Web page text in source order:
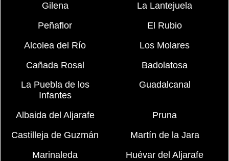
Gilena
La Lantejuela
Peñaflor
El Rubio
Alcolea del Río
Los Molares
Cañada Rosal
Badolatosa
La Puebla de los
Infantes
Guadalcanal
Albaida del Aljarafe
Pruna
Castilleja de Guzmán
Martín de la Jara
Marinaleda
Huévar del Aljarafe